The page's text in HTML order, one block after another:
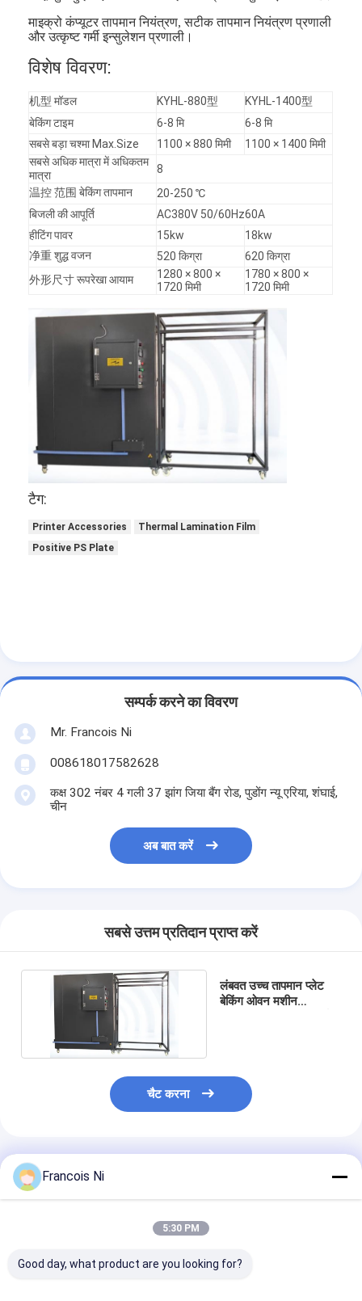
कारखाना भ्रमण
गुणवत्ता नियंत्रण
संपर्क करें
लेजर काटने की मशीन
माइक्रो कंप्यूटर तापमान नियंत्रण, सटीक तापमान नियंत्रण प्रणाली
और उत्कृष्ट गर्मी इन्सुलेशन प्रणाली।
विशेष विवरण:
机型 मॉडल KYHL-880型
KYHL-1400型
बेकिंग टाइम
6-8 मि
6-8 मि
सबसे बड़ा चश्मा Max.Size
1100 × 880 मिमी
1100 × 1400 मिमी
सबसे अधिक मात्रा में अधिकतम
मात्रा
8
温控 范围 बेकिंग तापमान
20-250 ℃
बिजली की आपूर्ति
AC380V 50/60Hz60A
हीटिंग पावर
15kw
18kw
净重 शुद्ध वजन
520 किग्रा
620 किग्रा
外形尺寸 रूपरेखा आयाम
1280 × 800 ×
1720 मिमी
1780 × 800 ×
1720 मिमी
टैग:
Printer Accessories
Thermal Lamination Film
Positive PS Plate
सम्पर्क करने का विवरण
Mr. Francois Ni
008618017582628
कक्ष 302 नंबर 4 गली 37 झांग जिया बैंग रोड, पुडोंग न्यू एरिया, शंघाई,
चीन
अब बात करें
सबसे उत्तम प्रतिदान प्राप्त करें
लंबवत उच्च तापमान प्लेट
बेकिंग ओवन मशीन
चैट करना
अनुशंसित उत्पाद
Francois Ni
5:30 PM
Good day, what product are you looking for?